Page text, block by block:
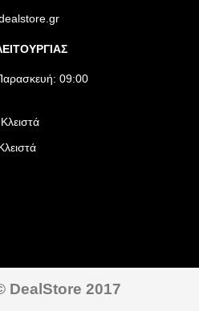
09:00
DealStore 2017